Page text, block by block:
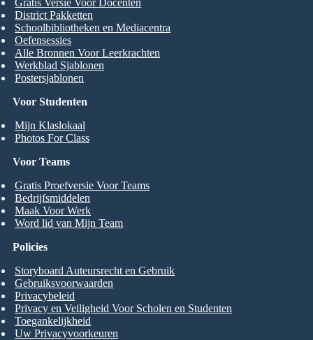
Voor Studenten
Mijn Klaslokaal
Photos For Class
District Pakketten
Schoolbibliotheken en Mediacentra
Oefensessies
Alle Bronnen Voor Leerkrachten
Werkblad Sjablonen
Postersjablonen
Voor Teams
Gratis Proefversie Voor Teams
Bedrijfsmiddelen
Maak Voor Werk
Word lid van Mijn Team
Policies
Storyboard Auteursrecht en Gebruik
Gebruiksvoorwaarden
Privacybeleid
Privacy en Veiligheid Voor Scholen en Studenten
Toegankelijkheid
Uw Privacyvoorkeuren